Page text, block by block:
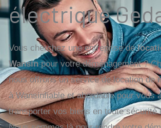
électrique
Vous cherchez une entreprise de
Wansinpour votre déménagement ?
nous offrons un service de location de
à Wansinfiable et abordable pour vous
transporter vos biens en toute sécurité